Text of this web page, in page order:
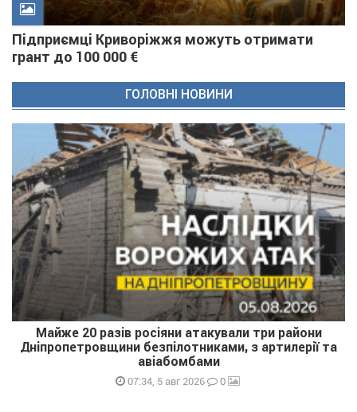
Підприємці Криворіжжя можуть отримати
грант до 100 000 €
ГОЛОВНІ НОВИНИ
Майже 20 разів росіяни атакували три райони
Дніпропетровщини безпілотниками, з артилерії та
авіабомбами
07:34, 5 авг 2026 0